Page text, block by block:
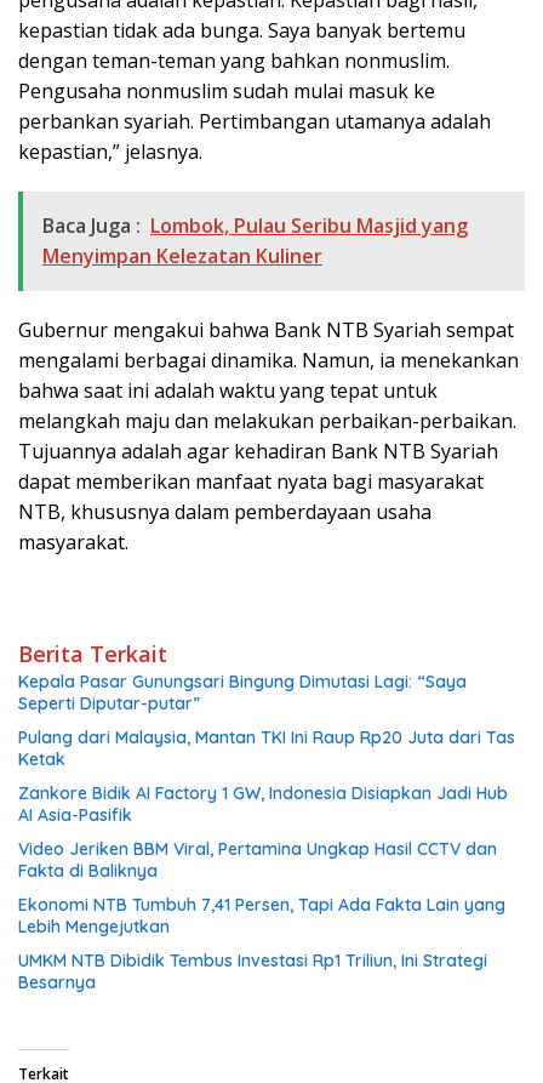
kepastian tidak ada bunga. Saya banyak bertemu
dengan teman-teman yang bahkan nonmuslim.
Pengusaha nonmuslim sudah mulai masuk ke
perbankan syariah. Pertimbangan utamanya adalah
kepastian,” jelasnya.
Baca Juga : Lombok, Pulau Seribu Masjid yang
Menyimpan Kelezatan Kuliner
Gubernur mengakui bahwa Bank NTB Syariah sempat
mengalami berbagai dinamika. Namun, ia menekankan
bahwa saat ini adalah waktu yang tepat untuk
melangkah maju dan melakukan perbaikan-perbaikan.
Tujuannya adalah agar kehadiran Bank NTB Syariah
dapat memberikan manfaat nyata bagi masyarakat
NTB, khususnya dalam pemberdayaan usaha
masyarakat.
Berita Terkait
Kepala Pasar Gunungsari Bingung Dimutasi Lagi: “Saya
Seperti Diputar-putar”
Pulang dari Malaysia, Mantan TKI Ini Raup Rp20 Juta dari Tas
Ketak
Zankore Bidik AI Factory 1 GW, Indonesia Disiapkan Jadi Hub
AI Asia-Pasifik
Video Jeriken BBM Viral, Pertamina Ungkap Hasil CCTV dan
Fakta di Baliknya
Ekonomi NTB Tumbuh 7,41 Persen, Tapi Ada Fakta Lain yang
Lebih Mengejutkan
UMKM NTB Dibidik Tembus Investasi Rp1 Triliun, Ini Strategi
Besarnya
Terkait